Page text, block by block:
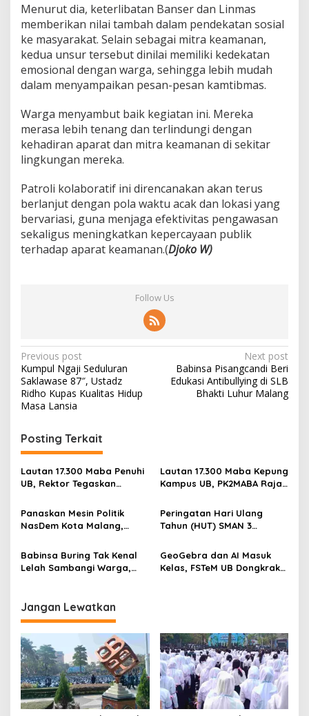
a
n
s
e
r
d
a
L
i
n
m
a
Menurut dia, keterlibatan Banser dan Linmas
memberikan nilai tambah dalam pendekatan sosial
ke masyarakat. Selain sebagai mitra keamanan,
kedua unsur tersebut dinilai memiliki kedekatan
emosional dengan warga, sehingga lebih mudah
dalam menyampaikan pesan-pesan kamtibmas.
Warga menyambut baik kegiatan ini. Mereka
merasa lebih tenang dan terlindungi dengan
kehadiran aparat dan mitra keamanan di sekitar
lingkungan mereka.
Patroli kolaboratif ini direncanakan akan terus
berlanjut dengan pola waktu acak dan lokasi yang
bervariasi, guna menjaga efektivitas pengawasan
sekaligus meningkatkan kepercayaan publik
terhadap aparat keamanan.(Djoko W)
Follow Us
P
o
s
t
n
a
v
i
g
a
t
i
n
Previous post
Kumpul Ngaji Seduluran
Saklawase 87″, Ustadz
Ridho Kupas Kualitas Hidup
Masa Lansia
Next post
Babinsa Pisangcandi Beri
Edukasi Antibullying di SLB
Bhakti Luhur Malang
Posting Terkait
Lautan 17.300 Maba Penuhi
UB, Rektor Tegaskan
Bullying
Lautan 17.300 Maba Kepung
Kampus UB, PK2MABA Raja
Panaskan Mesin Politik
NasDem Kota Malang,
Kemenangan
Peringatan Hari Ulang
Tahun (HUT) SMAN 3
untuk memperkuat
komitmen sekolah dalam
mempertahankan tradisi
Babinsa Buring Tak Kenal
Lelah Sambangi Warga,
GeoGebra dan AI Masuk
Kelas, FSTeM UB Dongkrak
Jangan Lewatkan